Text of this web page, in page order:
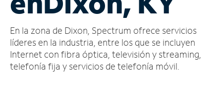
cuenta
Encuentra
una
tienda
En la zona de Dixon, Spectrum ofrece servicios
líderes en la industria, entre los que se incluyen
Internet con fibra óptica, televisión y streaming,
telefonía fija y servicios de telefonía móvil.